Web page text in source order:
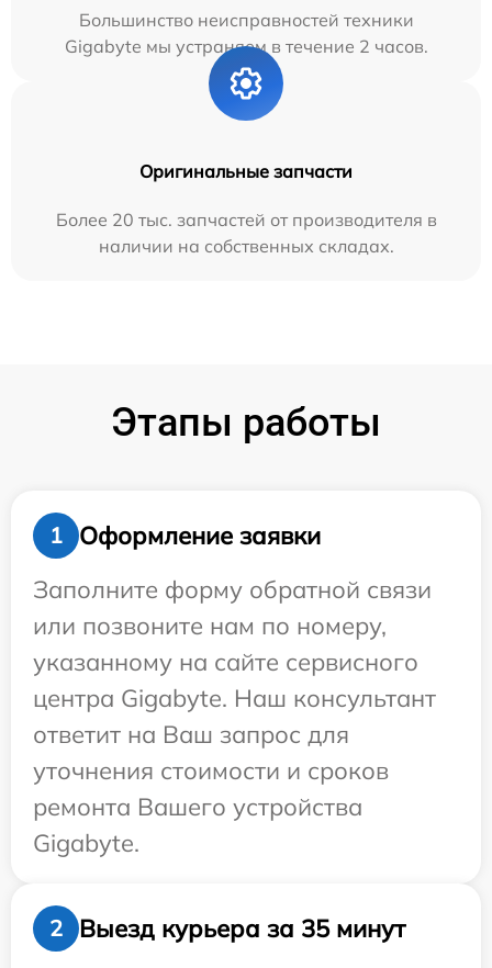
Большинство неисправностей техники
Gigabyte мы устраняем в течение 2 часов.
Оригинальные запчасти
Более 20 тыс. запчастей от производителя в
наличии на собственных складах.
Этапы работы
1
Оформление заявки
Заполните форму обратной связи
или позвоните нам по номеру,
указанному на сайте сервисного
центра Gigabyte. Наш консультант
ответит на Ваш запрос для
уточнения стоимости и сроков
ремонта Вашего устройства
Gigabyte.
2
Выезд курьера за 35 минут